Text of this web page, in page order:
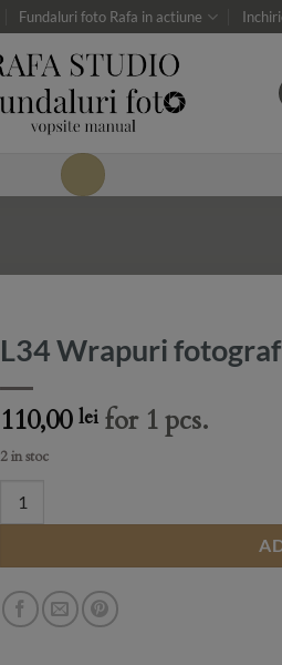
Fundaluri foto Rafa in actiune
L34 Wrapuri
110,00 lei for 1 pcs.
2 in stoc